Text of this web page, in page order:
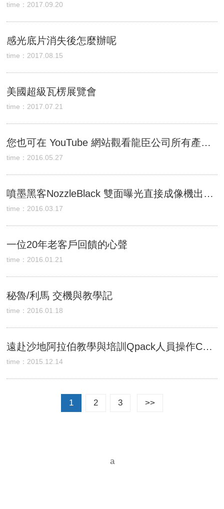
time：2017.09.20
感光底片消失後怎麼辦呢
time：2017.08.15
美國超級瓦楞展覽會
time：2017.07.21
您也可在 YouTube 網站觀看龍臣公司所有產品 VCD
time：2016.05.27
噴墨黑客NozzleBlack 雙面曝光直接成像機出口西班牙
time：2016.03.17
一位20年老客戶回饋的心聲
time：2016.01.21
秘魯/利馬 交機與教學記
time：2016.01.18
遠赴沙地阿拉伯教學與培訓Qpack人員操作CTP直接噴墨成像機及製版
time：2015.12.14
1 2 3 >>
a